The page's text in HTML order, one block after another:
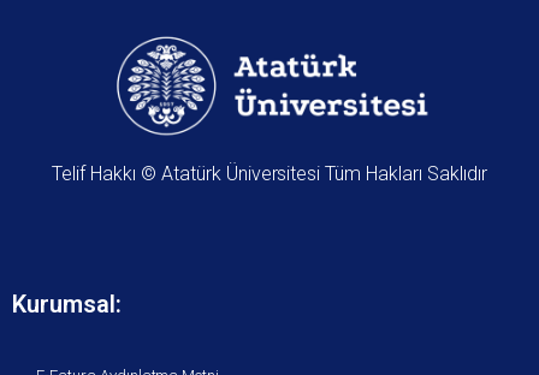
Telif Hakkı © Atatürk Üniversitesi Tüm Hakları Saklıdır
Kurumsal: